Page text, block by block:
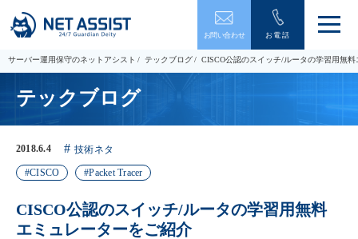
お問い合わせ お電話
メ
ュ
ー
サーバー運用保守のネットアシスト テックブログ CISCO公認のスイッチ/ルータの学習用無
テックブログ
2018.6.4 技術ネタ
CISCO Packet Tracer
CISCO公認のスイッチ/ルータの学習用無料
エミュレーターをご紹介